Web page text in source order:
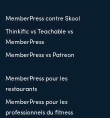
MemberPress contre Skool
Thinkific vs Teachable vs
MemberPress
MemberPress vs Patreon
MemberPress pour les
restaurants
MemberPress pour les
professionnels du fitness